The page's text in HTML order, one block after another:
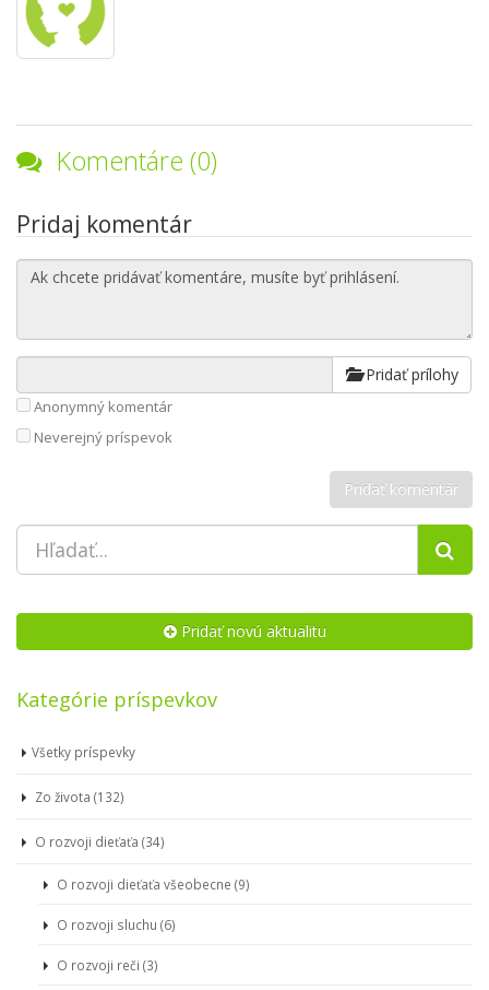
Komentáre (0)
Pridaj komentár
Pridať prílohy
Anonymný komentár
Neverejný príspevok
Pridať novú aktualitu
Kategórie príspevkov
Všetky príspevky
Zo života (132)
O rozvoji dieťaťa (34)
O rozvoji dieťaťa všeobecne (9)
O rozvoji sluchu (6)
O rozvoji reči (3)